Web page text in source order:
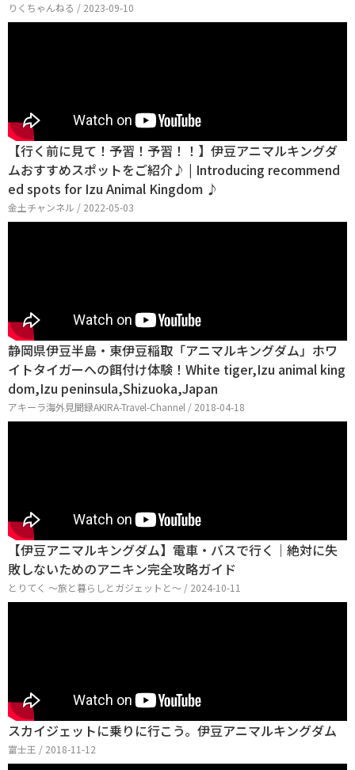
りくちゃんねる / 2023-09-10
【行く前に見て！予習！予習！！】伊豆アニマルキングダ
ムおすすめスポットをご紹介♪ | Introducing recommend
ed spots for Izu Animal Kingdom ♪
金土チャンネル / 2022-05-03
静岡県伊豆半島・東伊豆稲取「アニマルキングダム」ホワ
イトタイガーへの餌付け体験！White tiger,Izu animal king
dom,Izu peninsula,Shizuoka,Japan
アキーラ海外見聞録AKIRA-Travel-Channel / 2018-04-18
【伊豆アニマルキングダム】電車・バスで行く｜絶対に失
敗しないためのアニキン完全攻略ガイド
とりてく 〜旅と暮らしとガジェットと〜 / 2024-10-11
スカイジェットに乗りに行こう。伊豆アニマルキングダム
富士王 / 2018-11-12